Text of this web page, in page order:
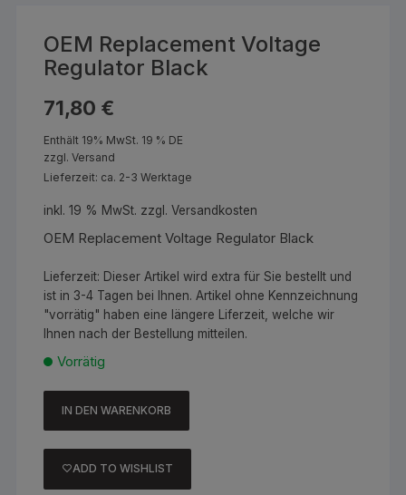
OEM Replacement Voltage
Regulator Black
71,80 €
Enthält 19% MwSt. 19 % DE
zzgl.Versand
Lieferzeit: ca. 2-3 Werktage
inkl. 19 % MwSt. zzgl.Versandkosten
OEM Replacement Voltage Regulator Black
Lieferzeit: Dieser Artikel wird extra für Sie bestellt und
ist in 3-4 Tagen bei Ihnen. Artikel ohne Kennzeichnung
"vorrätig" haben eine längere Liferzeit, welche wir
Ihnen nach der Bestellung mitteilen.
Vorrätig
OEM
Voltage
Regulator
IN DEN WARENKORB
ADD TO WISHLIST